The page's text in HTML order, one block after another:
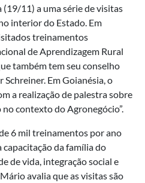
11) a uma série de visitas
interior do Estado. Em
treinamentos
de Aprendizagem Rural
também tem seu conselho
Em Goianésia, o
a realização de palestra sobre
contexto do Agronegócio”.
6 mil treinamentos por ano
capacitação da família do
de vida, integração social e
avalia que as visitas são